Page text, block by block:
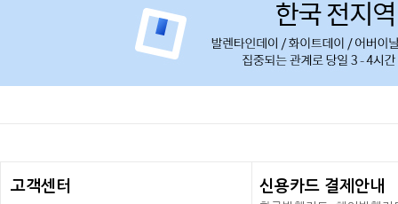
고객센터 신용카드 결제안내